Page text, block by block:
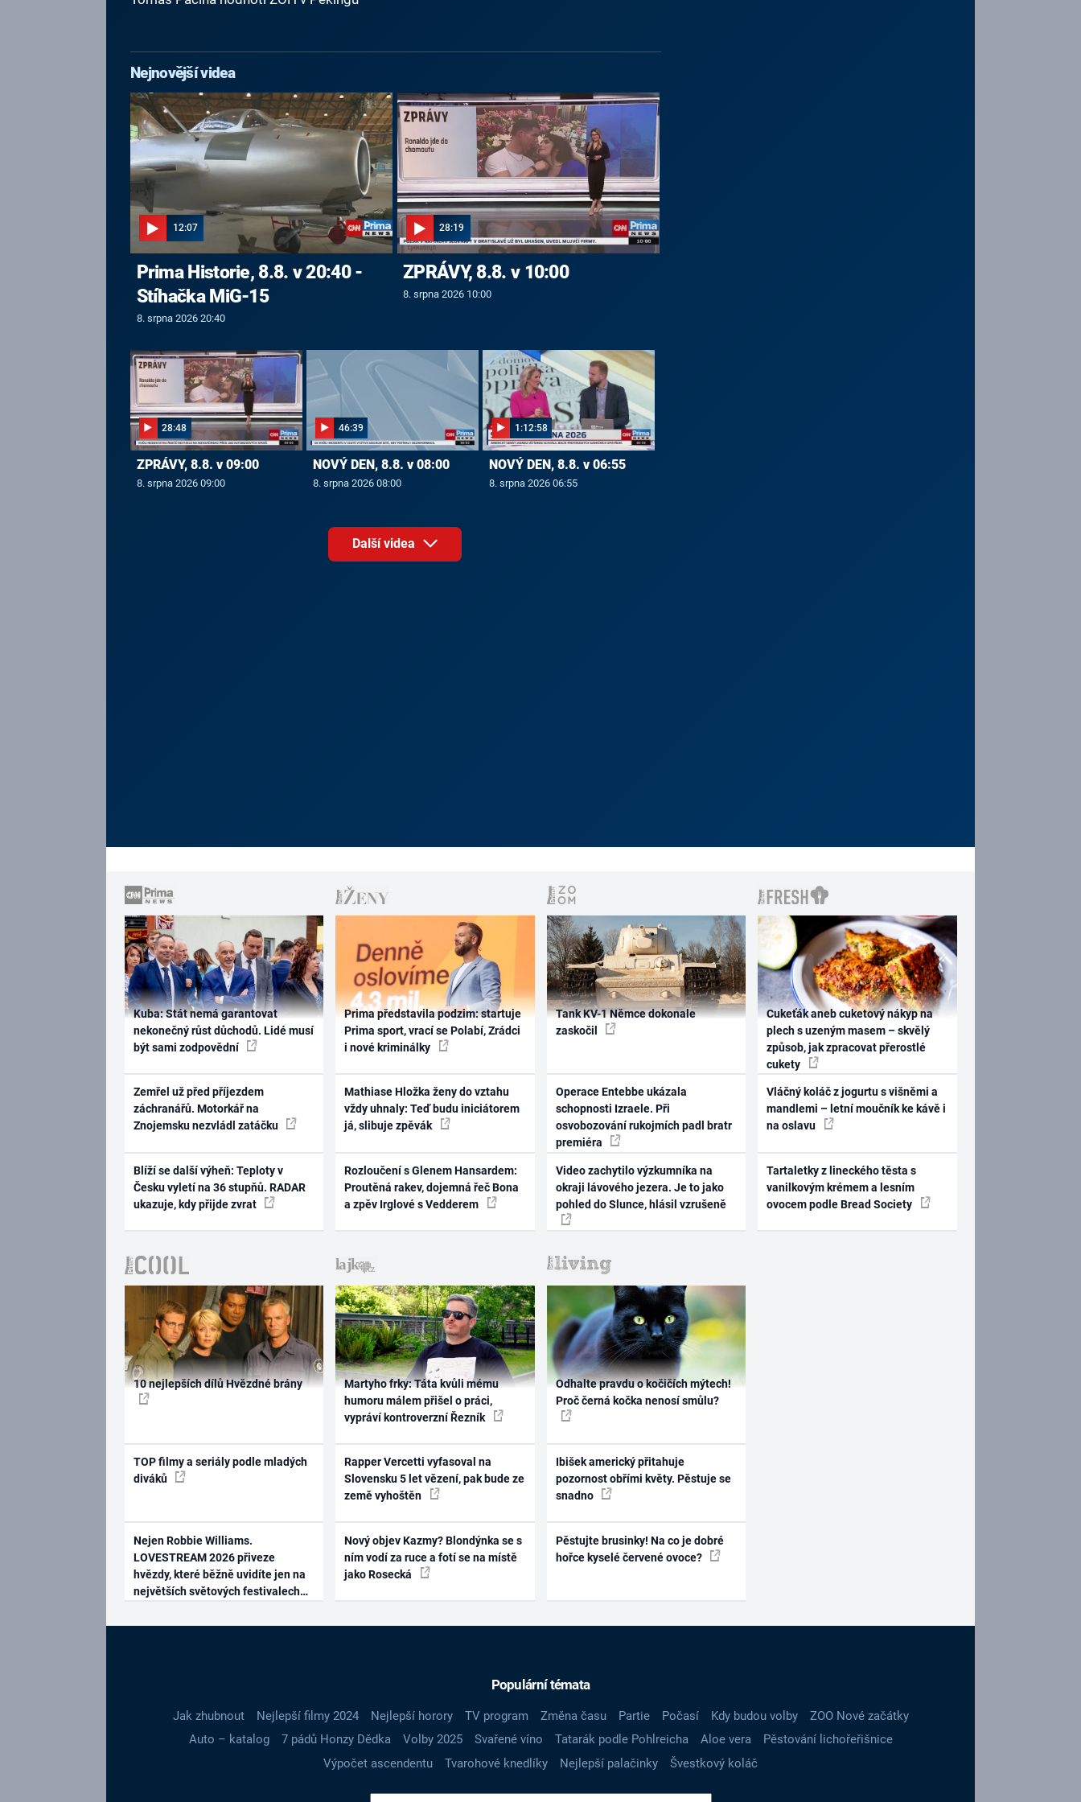
Nejnovější videa
12:07
Prima Historie, 8.8. v 20:40 -
Stíhačka MiG-15
8. srpna 2026 20:40
28:19
ZPRÁVY, 8.8. v 10:00
8. srpna 2026 10:00
28:48
ZPRÁVY, 8.8. v 09:00
8. srpna 2026 09:00
46:39
NOVÝ DEN, 8.8. v 08:00
8. srpna 2026 08:00
1:12:58
NOVÝ DEN, 8.8. v 06:55
8. srpna 2026 06:55
Další videa
Kuba: Stát nemá garantovat
nekonečný růst důchodů. Lidé musí
být sami zodpovědní
Zemřel už před příjezdem
záchranářů. Motorkář na
Znojemsku nezvládl zatáčku
Blíží se další výheň: Teploty v
Česku vyletí na 36 stupňů. RADAR
ukazuje, kdy přijde zvrat
Prima představila podzim: startuje
Prima sport, vrací se Polabí, Zrádci
i nové kriminálky
Mathiase Hložka ženy do vztahu
vždy uhnaly: Teď budu iniciátorem
já, slibuje zpěvák
Rozloučení s Glenem Hansardem:
Proutěná rakev, dojemná řeč Bona
a zpěv Irglové s Vedderem
Tank KV-1 Němce dokonale
zaskočil
Operace Entebbe ukázala
schopnosti Izraele. Při
osvobozování rukojmích padl bratr
premiéra
Video zachytilo výzkumníka na
okraji lávového jezera. Je to jako
pohled do Slunce, hlásil vzrušeně
Cukeťák aneb cuketový nákyp na
plech s uzeným masem – skvělý
způsob, jak zpracovat přerostlé
cukety
Vláčný koláč z jogurtu s višněmi a
mandlemi – letní moučník ke kávě i
na oslavu
Tartaletky z lineckého těsta s
vanilkovým krémem a lesním
ovocem podle Bread Society
10 nejlepších dílů Hvězdné brány
TOP filmy a seriály podle mladých
diváků
Nejen Robbie Williams.
LOVESTREAM 2026 přiveze
hvězdy, které běžně uvidíte jen na
největších světových festivalech
Martyho frky: Táta kvůli mému
humoru málem přišel o práci,
vypráví kontroverzní Řezník
Rapper Vercetti vyfasoval na
Slovensku 5 let vězení, pak bude ze
země vyhoštěn
Nový objev Kazmy? Blondýnka se s
ním vodí za ruce a fotí se na místě
jako Rosecká
Odhalte pravdu o kočičích mýtech!
Proč černá kočka nenosí smůlu?
Ibišek americký přitahuje
pozornost obřími květy. Pěstuje se
snadno
Pěstujte brusinky! Na co je dobré
hořce kyselé červené ovoce?
Populární témata
Jak zhubnout Nejlepší filmy 2024 Nejlepší horory TV program Změna času Partie Počasí Kdy budou volby
ZOO Nové začátky
Auto – katalog
7 pádů Honzy Dědka Volby 2025 Svařené víno Tatarák podle Pohlreicha Aloe vera
Pěstování lichořeřišnice
Výpočet ascendentu
Tvarohové knedlíky Nejlepší palačinky Švestkový koláč